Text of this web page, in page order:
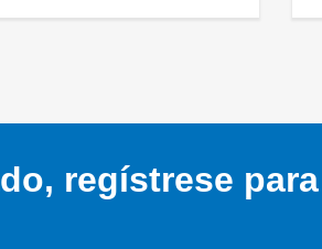
regístrese